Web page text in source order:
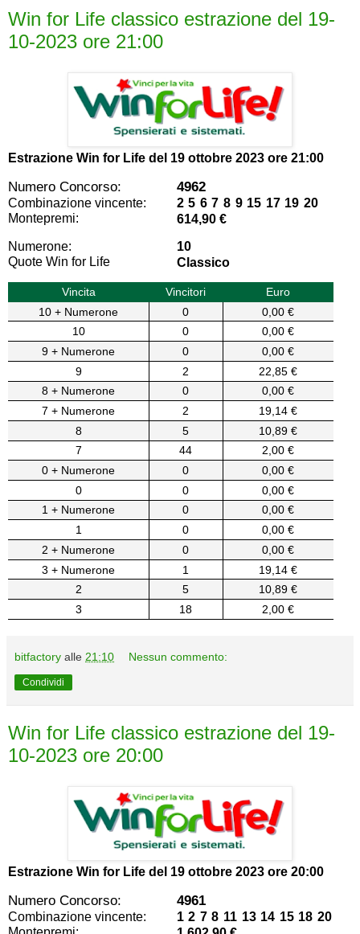
Win for Life classico estrazione del 19-
10-2023 ore 21:00
Estrazione Win for Life del 19 ottobre 2023 ore 21:00
Numero Concorso: 4962
Combinazione vincente:
2 5 6 7 8 9 15 17 19 20
Montepremi:
614,90 €
Numerone:
10
Quote Win for Life
Classico
Vincita Vincitori
Euro
10 + Numerone
0
0,00 €
10
0
0,00 €
9 + Numerone
0
0,00 €
9
2
22,85 €
8 + Numerone
0
0,00 €
7 + Numerone
2
19,14 €
8
5
10,89 €
7
44
2,00 €
0 + Numerone
0
0,00 €
0
0
0,00 €
1 + Numerone
0
0,00 €
1
0
0,00 €
2 + Numerone
0
0,00 €
3 + Numerone
1
19,14 €
2
5
10,89 €
3
18 2,00 €
bitfactory alle 21:10 Nessun commento:
Condividi
Win for Life classico estrazione del 19-
10-2023 ore 20:00
Estrazione Win for Life del 19 ottobre 2023 ore 20:00
Numero Concorso: 4961
Combinazione vincente:
1 2 7 8 11 13 14 15 18 20